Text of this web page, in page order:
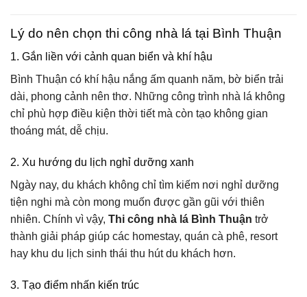
Lý do nên chọn thi công nhà lá tại Bình Thuận
1. Gắn liền với cảnh quan biển và khí hậu
Bình Thuận có khí hậu nắng ấm quanh năm, bờ biển trải
dài, phong cảnh nên thơ. Những công trình nhà lá không
chỉ phù hợp điều kiện thời tiết mà còn tạo không gian
thoáng mát, dễ chịu.
2. Xu hướng du lịch nghỉ dưỡng xanh
Ngày nay, du khách không chỉ tìm kiếm nơi nghỉ dưỡng
tiện nghi mà còn mong muốn được gần gũi với thiên
nhiên. Chính vì vậy, Thi công nhà lá Bình Thuận trở
thành giải pháp giúp các homestay, quán cà phê, resort
hay khu du lịch sinh thái thu hút du khách hơn.
3. Tạo điểm nhấn kiến trúc